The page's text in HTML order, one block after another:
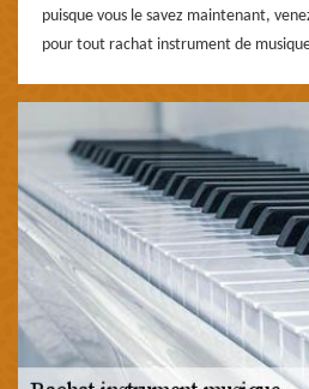
puisque vous le savez maintenant,
pour tout rachat instrument de